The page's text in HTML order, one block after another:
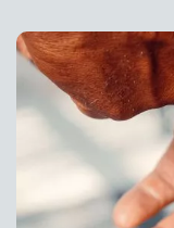
CASTING TVN
TVN VERTICAL
TVN PLAY
PROGRAMAS
Artículos